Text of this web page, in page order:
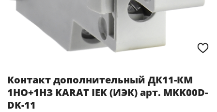
Контакт дополнительный ДК11-КМ
1НО+1HЗ KARAT IEK (ИЭК) арт. MKK00D-
DK-11